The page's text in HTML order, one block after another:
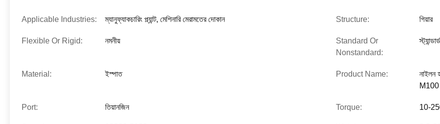
Applicable Industries: ম্যানুফ্যাকচারিং প্ল্যান্ট, মেশিনারি মেরামতের দোকান Structure: গিয়ার
Flexible Or Rigid: নমনীয়
Standard Or
Nonstandard:
স্ট্যান্ডার্ড
Material: ইস্পাত Product Name:
M100
Port: তিয়ানজিন Torque: 10-